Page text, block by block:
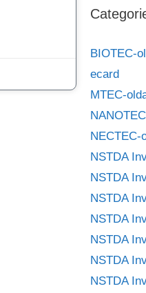
BIOTEC-
ecard
MTEC-
NECTEC-
NSTDA
NSTDA
NSTDA
NSTDA
NSTDA
NSTDA
NSTDA